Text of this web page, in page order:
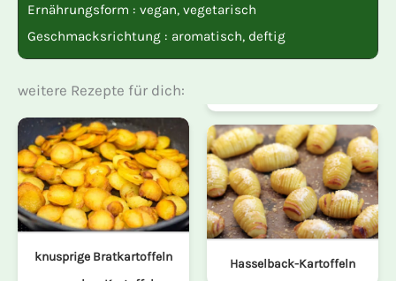
Ernährungsform : vegan, vegetarisch
Geschmacksrichtung : aromatisch, deftig
weitere Rezepte für dich:
knusprige Bratkartoffeln
Hasselback-Kartoffeln